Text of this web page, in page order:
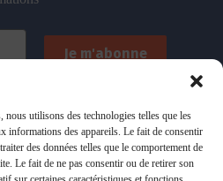
utilisons des technologies telles que les
informations des appareils. Le fait de consentir
des données telles que le comportement de
Le fait de ne pas consentir ou de retirer son
désinscrire à tout
de confidentialité